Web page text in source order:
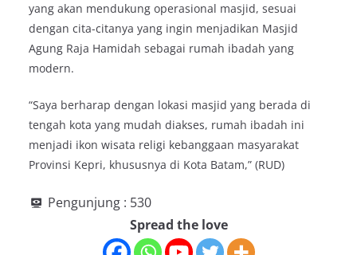
yang akan mendukung operasional masjid, sesuai
dengan cita-citanya yang ingin menjadikan Masjid
Agung Raja Hamidah sebagai rumah ibadah yang
modern.
“Saya berharap dengan lokasi masjid yang berada di
tengah kota yang mudah diakses, rumah ibadah ini
menjadi ikon wisata religi kebanggaan masyarakat
Provinsi Kepri, khususnya di Kota Batam,” (RUD)
Pengunjung : 530
Spread the love